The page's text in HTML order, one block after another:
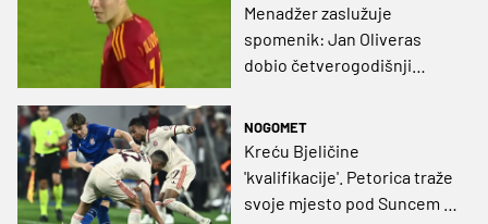
Menadžer zaslužuje
spomenik: Jan Oliveras
dobio četverogodišnji
NOGOMET
Kreću Bjeličine
'kvalifikacije'. Petorica traže
svoje mjesto pod Suncem u